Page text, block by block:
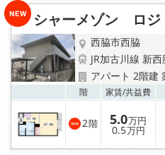
シャーメゾン ロジ
西脇市西脇
JR加古川線 新
アパート 2階建
階 家賃/共益費
2階 5.0万円
0.5万円